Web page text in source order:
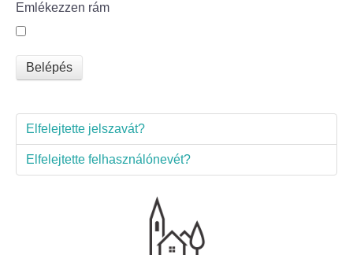
Mi újság Bölcskén?
Értéktár bizottság
Látnivalók
Szállások
Református Egyház
Emlékezzen rám
Belépés
Elfelejtette jelszavát?
Elfelejtette felhasználónevét?